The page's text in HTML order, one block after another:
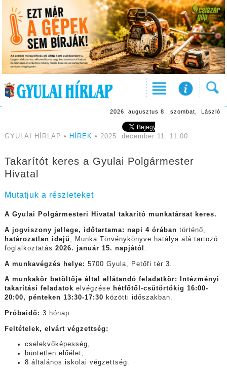
2026. augusztus 8., szombat, László
GYULAI HÍRLAP • HÍREK • 2025. december 11. 11:00
Takarítót keres a Gyulai Polgármester
Hivatal
Mutatjuk a részleteket
A Gyulai Polgármesteri Hivatal takarító munkatársat keres.
A jogviszony jellege, időtartama: napi 4 órában történő,
határozatlan idejű , Munka Törvénykönyve hatálya alá tartozó
foglalkoztatás 2026. január 15. napjától .
A munkavégzés helye: 5700 Gyula, Petőfi tér 3.
A munkakör betöltője által ellátandó feladatkör: Intézményi
takarítási feladatok elvégzése hétfőtől-csütörtökig 16:00-
20:00, pénteken 13:30-17:30 közötti időszakban.
Próbaidő: 3 hónap
Feltételek, elvárt végzettség:
cselekvőképesség,
büntetlen előélet,
8 általános iskolai végzettség.